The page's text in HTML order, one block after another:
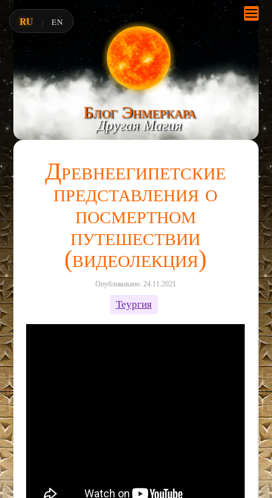
Блог Энмеркара
Другая Магия
Древнеегипетские
представления о
посмертном
путешествии
(видеолекция)
Опубликовано: 24.11.2021
Теургия
RU | EN